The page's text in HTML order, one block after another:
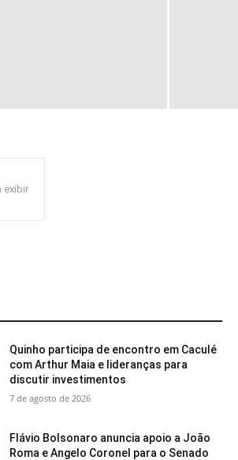
exibir
Quinho participa de encontro em Caculé
com Arthur Maia e lideranças para
discutir investimentos
7 de agosto de 2026
Flávio Bolsonaro anuncia apoio a João
Roma e Angelo Coronel para o Senado